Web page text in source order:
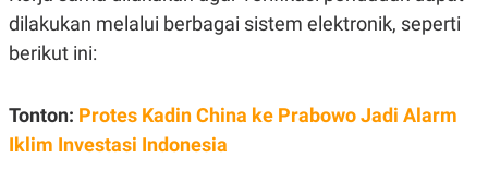
SITEMAPPROFILE TERM
SIBER
PRIVACY
dilakukan melalui berbagai sistem elektronik, seperti
berikut ini:
Tonton: Protes Kadin China ke Prabowo Jadi Alarm
Iklim Investasi Indonesia